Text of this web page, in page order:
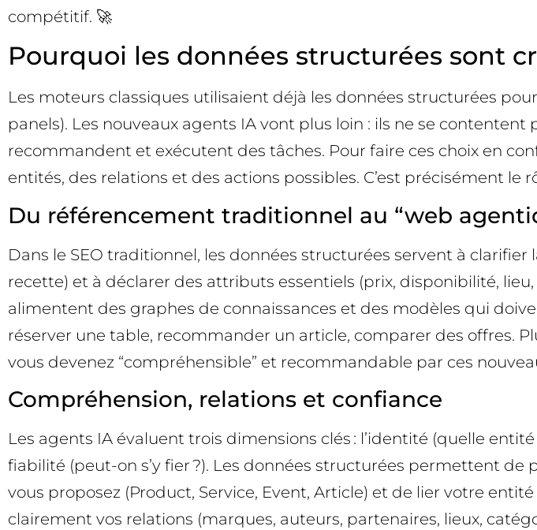
compétitif. 🚀
Pourquoi les données structurées sont
Les moteurs classiques utilisaient déjà les données structurées
panels). Les nouveaux agents IA vont plus loin : ils ne se
recommandent et exécutent des tâches. Pour faire ces choix en
entités, des relations et des actions possibles. C’est précisément le
Du référencement traditionnel au “web
Dans le SEO traditionnel, les données structurées servent à
recette) et à déclarer des attributs essentiels (prix, disponibilité,
alimentent des graphes de connaissances et des modèles qui
réserver une table, recommander un article, comparer des offres.
vous devenez “compréhensible” et recommandable par ces
Compréhension, relations et confiance
Les agents IA évaluent trois dimensions clés : l’identité (quelle
fiabilité (peut-on s’y fier ?). Les données structurées permettent de
vous proposez (Product, Service, Event, Article) et de lier votre
clairement vos relations (marques, auteurs, partenaires, lieux,